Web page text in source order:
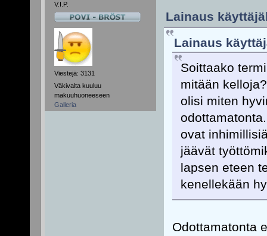
V.I.P.
Viestejä: 3131
Väkivalta kuuluu
makuuhuoneeseen
Galleria
Lainaus
Lainaus
Soittaako
mitään
olisi miten
ovat
jäävät
lapsen eteen
kenellekään
Odottamatonta